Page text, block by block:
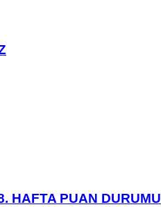
HAFTA PUAN DURUMU